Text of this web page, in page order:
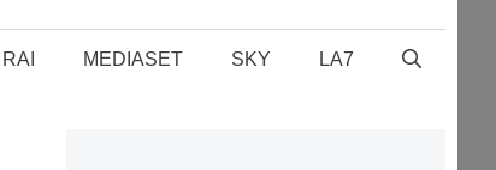
RAI MEDIASET SKY LA7